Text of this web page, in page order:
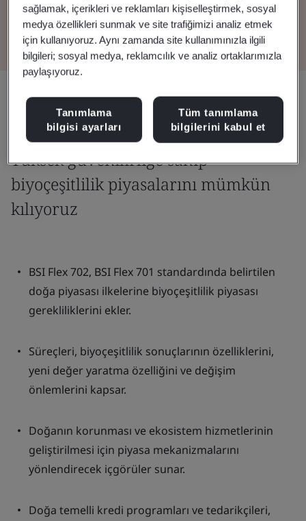
Standardı Görüntüleyin
Yüksek güvenilirliğe sahip
biyoçeşitlilik piyasalarını mümkün
kılıyoruz
BSI Flex 702, BSI Flex 701 standardında belirtilen
doğa piyasası ilkelerine biyoçeşitlilik piyasası
gerekliliklerini ekler.
Süreçleri, biyoçeşitlilik sonuçlarının özelliklerini,
yeni değer yaratma özelliğini ve değişim
önlemlerini kapsar.
Doğanın korunması ve ekosistem hizmetlerinin
geliştirilmesi için piyasa mekanizmalarını
yönlendirecek içgörüler sunar.
Doğa temelli kredi programları ve tedarikçileri,
sağlamak, içerikleri ve reklamları kişiselleştirmek, sosyal
medya özellikleri sunmak ve site trafiğimizi analiz etmek
için kullanıyoruz. Aynı zamanda site kullanımınızla ilgili
bilgileri; sosyal medya, reklamcılık ve analiz ortaklarımızla
paylaşıyoruz.
Tanımlama
bilgisi ayarları
Tüm tanımlama
bilgilerini kabul et